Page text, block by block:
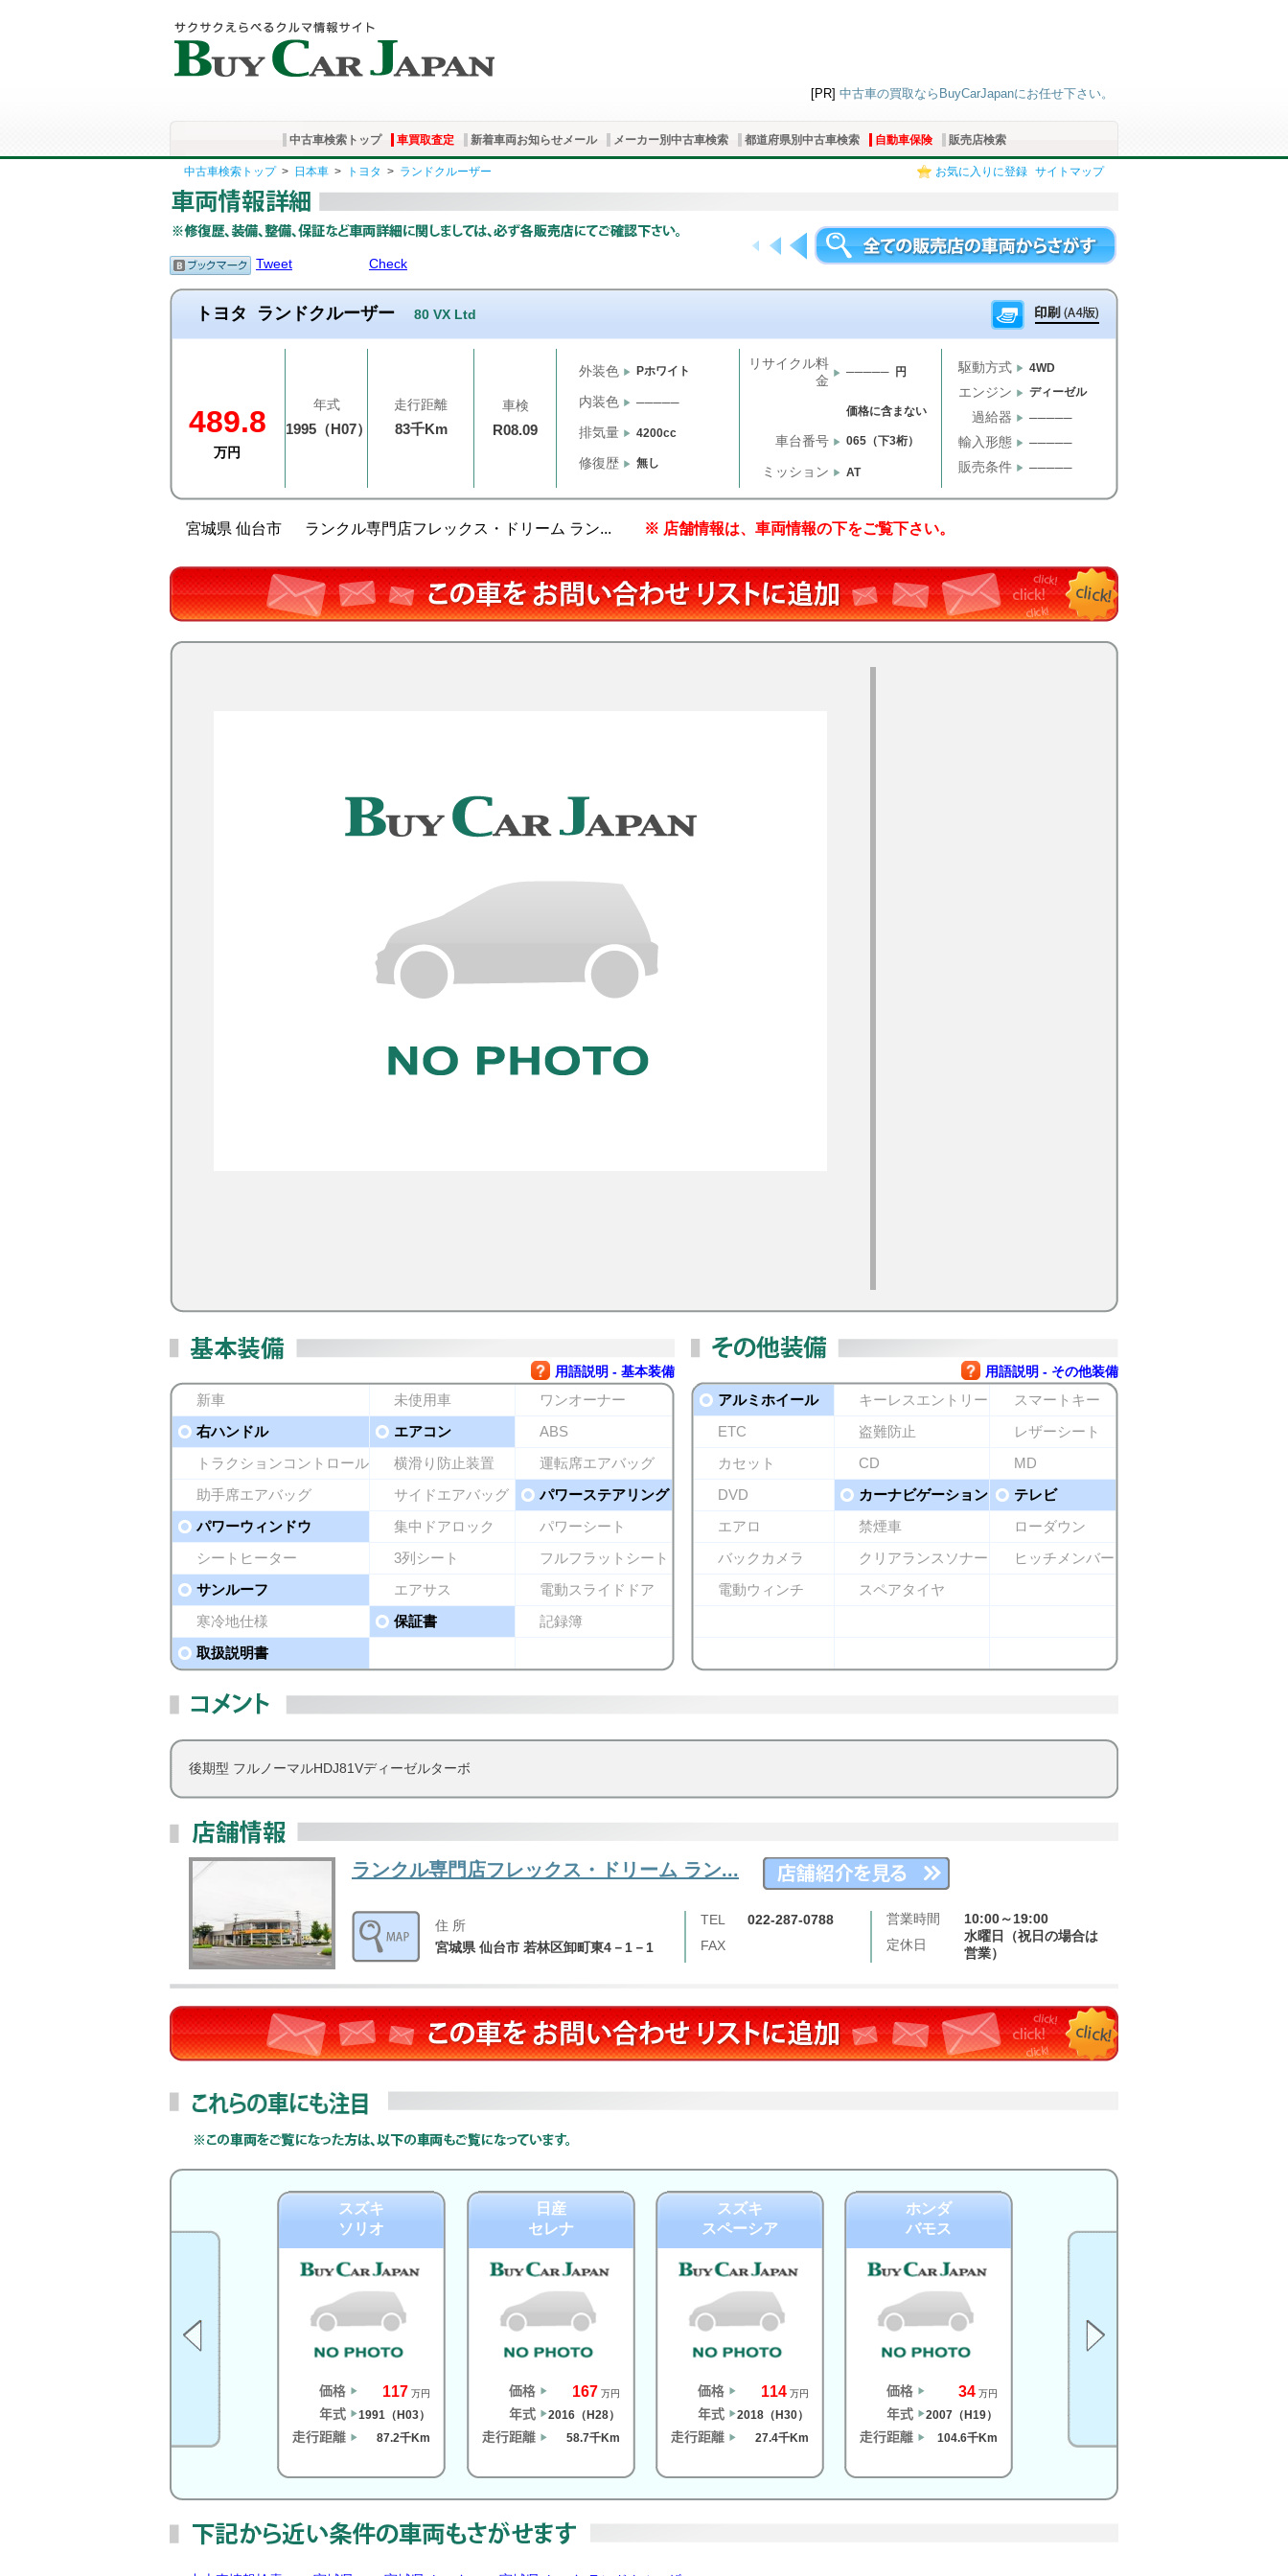
[PR] 中古車の買取ならBuyCarJapanにお任せ下さい。
中古車検索トップ 車買取査定 新着車両お知らせメール メーカー別中古車検索 都道府県別中古車検索 自動車保険 販売店検索
お気に入りに登録 サイトマップ
中古車検索トップ> 日本車 > トヨタ > ランドクルーザー
Tweet Check
トヨタ ランドクルーザー 80 VX Ltd
489.8
万円
年式
1995（H07）
走行距離
83千Km
車検
R08.09
外装色 Pホワイト
内装色 ─────
排気量 4200cc
修復歴 無し
リサイクル料
金
───── 円
価格に含まない
車台番号 065（下3桁）
ミッション AT
駆動方式 4WD
エンジン ディーゼル
過給器 ─────
輸入形態 ─────
販売条件 ─────
宮城県 仙台市 ランクル専門店フレックス・ドリーム ラン... ※ 店舗情報は、車両情報の下をご覧下さい。
用語説明 - 基本装備
新車 未使用車
ワンオーナー
右ハンドル
エアコン
ABS
トラクションコントロール
横滑り防止装置
運転席エアバッグ
助手席エアバッグ
サイドエアバッグ
パワーステアリング
パワーウィンドウ
集中ドアロック
パワーシート
シートヒーター
3列シート
フルフラットシート
サンルーフ
エアサス
電動スライドドア
寒冷地仕様
保証書
記録簿
取扱説明書
用語説明 - その他装備
アルミホイール キーレスエントリー
スマートキー
ETC
盗難防止
レザーシート
カセット
CD
MD
DVD
カーナビゲーション
テレビ
エアロ
禁煙車
ローダウン
バックカメラ
クリアランスソナー
ヒッチメンバー
電動ウィンチ
スペアタイヤ
後期型 フルノーマルHDJ81Vディーゼルターボ
ランクル専門店フレックス・ドリーム ラン...
住 所
宮城県 仙台市 若林区卸町東4－1－1
TEL 022-287-0788 営業時間
10:00～19:00
FAX
定休日
水曜日（祝日の場合は
営業）
スズキ
ソリオ
117 万円
1991（H03）
87.2千Km
日産
セレナ
167 万円
2016（H28）
58.7千Km
スズキ
スペーシア
114 万円
2018（H30）
27.4千Km
ホンダ
バモス
34 万円
2007（H19）
104.6千Km